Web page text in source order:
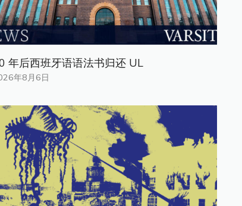
年后西班牙语语法书归还 UL
年8月6日